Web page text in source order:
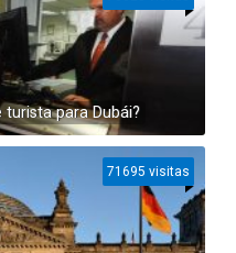
para Dubái?
71695 visitas